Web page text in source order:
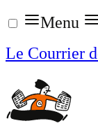
Aller
au
contenu
Menu
Le Courrier